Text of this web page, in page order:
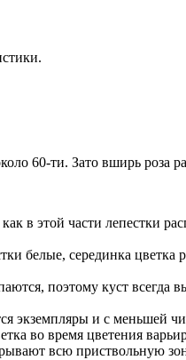
60-ти. Зато вширь роза
в этой части лепестки
белые, серединка цветка
поэтому куст всегда
экземпляры и с меньшей
во время цветения
всю приствольную